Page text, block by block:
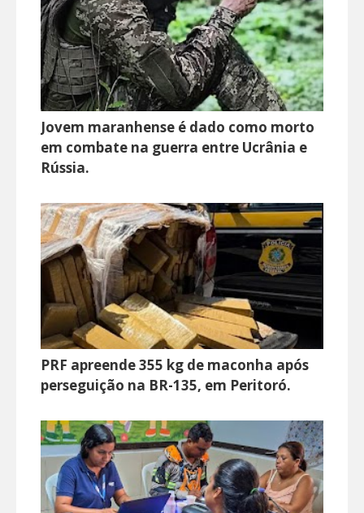
Jovem maranhense é dado como morto
em combate na guerra entre Ucrânia e
Rússia.
PRF apreende 355 kg de maconha após
perseguição na BR-135, em Peritoró.